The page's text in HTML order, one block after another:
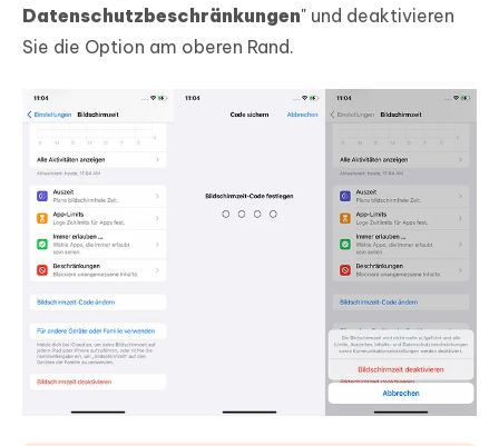
Datenschutzbeschränkungen" und deaktivieren
Sie die Option am oberen Rand.